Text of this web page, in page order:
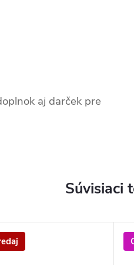
aj darček pre
Súvisiaci